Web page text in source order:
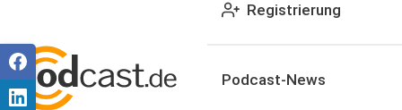
Registrierung
Podcast-News